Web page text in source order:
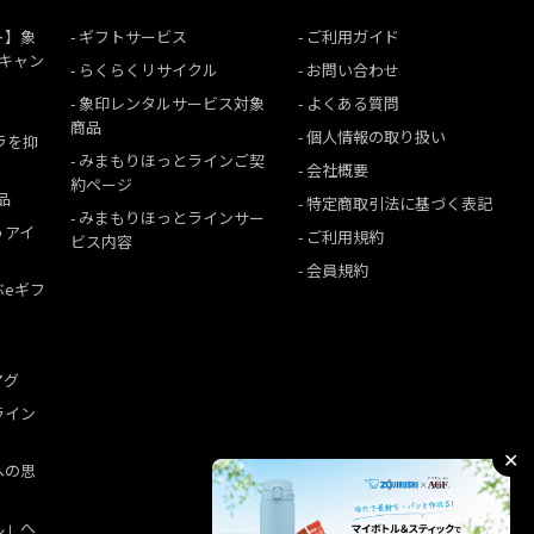
】象
ャン
を抑
イ
ギフ
グ
ン
の思
」へ
ギフトサービス
らくらくリサイクル
象印レンタルサービス対象
商品
みまもりほっとラインご契
約ページ
みまもりほっとラインサー
ビス内容
ご利用ガイド
お問い合わせ
よくある質問
個人情報の取り扱い
会社概要
特定商取引法に基づく表記
ご利用規約
会員規約
✕